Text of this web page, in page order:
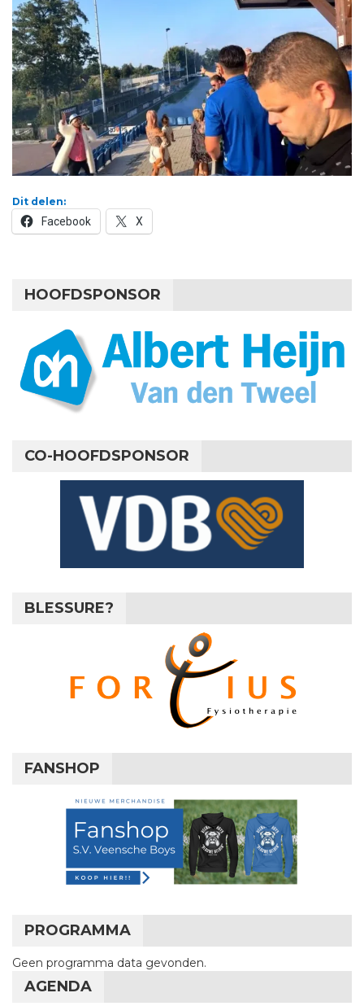
Dit delen:
Facebook X
HOOFDSPONSOR
CO-HOOFDSPONSOR
BLESSURE?
FANSHOP
PROGRAMMA
Geen programma data gevonden.
AGENDA